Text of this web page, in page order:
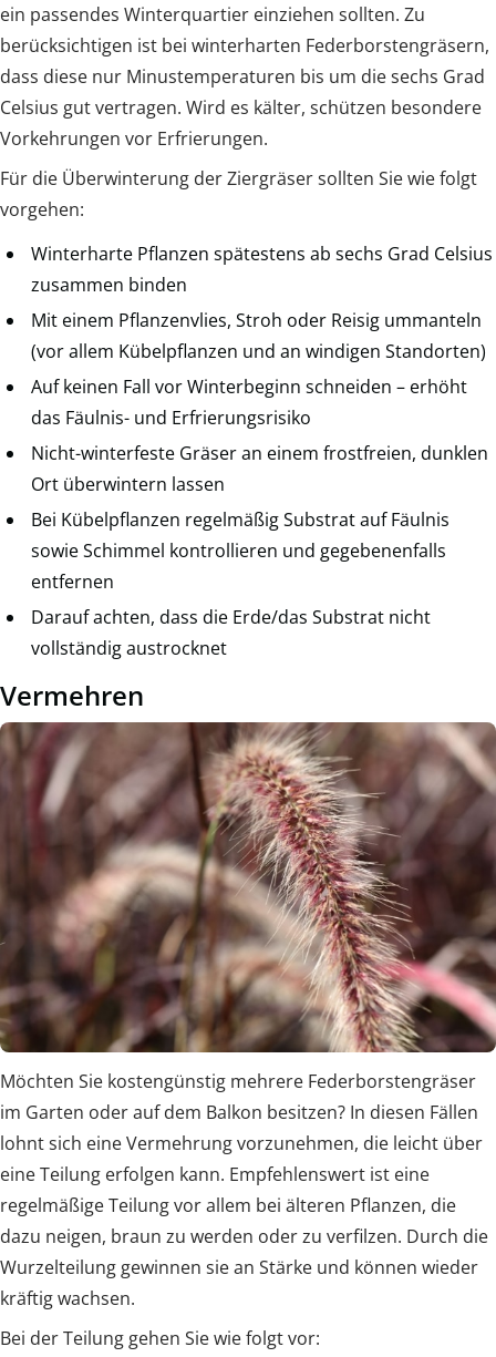
ein passendes Winterquartier einziehen sollten. Zu
berücksichtigen ist bei winterharten Federborstengräsern,
dass diese nur Minustemperaturen bis um die sechs Grad
Celsius gut vertragen. Wird es kälter, schützen besondere
Vorkehrungen vor Erfrierungen.
Für die Überwinterung der Ziergräser sollten Sie wie folgt
vorgehen:
Winterharte Pflanzen spätestens ab sechs Grad Celsius
zusammen binden
Mit einem Pflanzenvlies, Stroh oder Reisig ummanteln
(vor allem Kübelpflanzen und an windigen Standorten)
Auf keinen Fall vor Winterbeginn schneiden – erhöht
das Fäulnis- und Erfrierungsrisiko
Nicht-winterfeste Gräser an einem frostfreien, dunklen
Ort überwintern lassen
Bei Kübelpflanzen regelmäßig Substrat auf Fäulnis
sowie Schimmel kontrollieren und gegebenenfalls
entfernen
Darauf achten, dass die Erde/das Substrat nicht
vollständig austrocknet
Vermehren
Möchten Sie kostengünstig mehrere Federborstengräser
im Garten oder auf dem Balkon besitzen? In diesen Fällen
lohnt sich eine Vermehrung vorzunehmen, die leicht über
eine Teilung erfolgen kann. Empfehlenswert ist eine
regelmäßige Teilung vor allem bei älteren Pflanzen, die
dazu neigen, braun zu werden oder zu verfilzen. Durch die
Wurzelteilung gewinnen sie an Stärke und können wieder
kräftig wachsen.
Bei der Teilung gehen Sie wie folgt vor: